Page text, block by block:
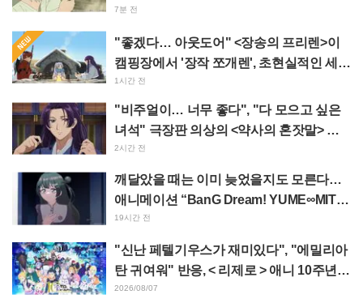
< 담배 고양이 > 일러스트에 "어쩌면 예대
7분 전
"좋겠다… 아웃도어" <장송의 프리렌>이
캠핑장에서 '장작 쪼개렌', 초현실적인 세계
관에 "매일 알차게 보내네"
1시간 전
"비주얼이… 너무 좋다", "다 모으고 싶은
녀석" 극장판 의상의 <약사의 혼잣말> 마
오마오와 진시가 정교한 피규어로 입체화
2시간 전
깨달았을 때는 이미 늦었을지도 모른다…
애니메이션 “BanG Dream! YUME∞MITA”
제8화, 줄거리·스틸컷 공개
19시간 전
"신난 페텔기우스가 재미있다", "에밀리아
탄 귀여워" 반응, < 리제로 > 애니 10주년
기념 이벤트 비주얼 공개
2026/08/07